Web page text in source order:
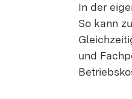
In der
So kann
und